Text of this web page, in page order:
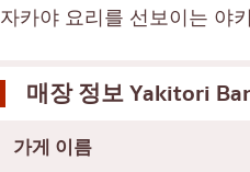
자카야 요리를 선보이는 야
매장 정보Yakitori
가게 이름